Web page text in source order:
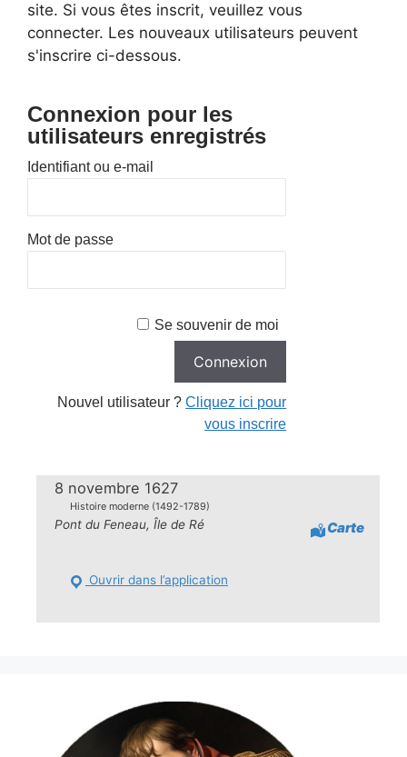
site. Si vous êtes inscrit, veuillez vous
connecter. Les nouveaux utilisateurs peuvent
s'inscrire ci-dessous.
Connexion pour les
utilisateurs enregistrés
Identifiant ou e-mail
Mot de passe
Se souvenir de moi
Nouvel utilisateur ?Cliquez ici pour
vous inscrire
8 novembre 1627
Histoire moderne (1492-1789)
Pont du Feneau, Île de Ré Carte
Ouvrir dans l’application